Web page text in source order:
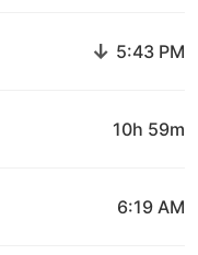
↓ 5:43 PM
10h 59m
6:19 AM